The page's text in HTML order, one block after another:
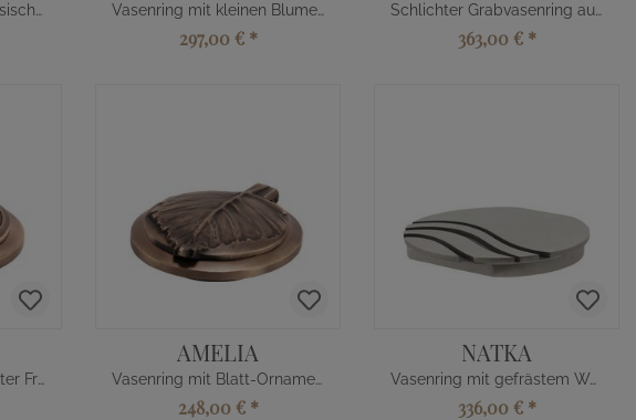
Vasenring Metall - klassisches Design Vasenring mit kleinen Blumendetails
297,00 € *
Schlichter Grabvasenring aus Edelstahl
363,00 € *
Vasenring mit detaillierter Fräsung
AMELIA
Vasenring mit Blatt-Ornament
248,00 € *
NATKA
Vasenring mit gefrästem Wellenmuster
336,00 € *